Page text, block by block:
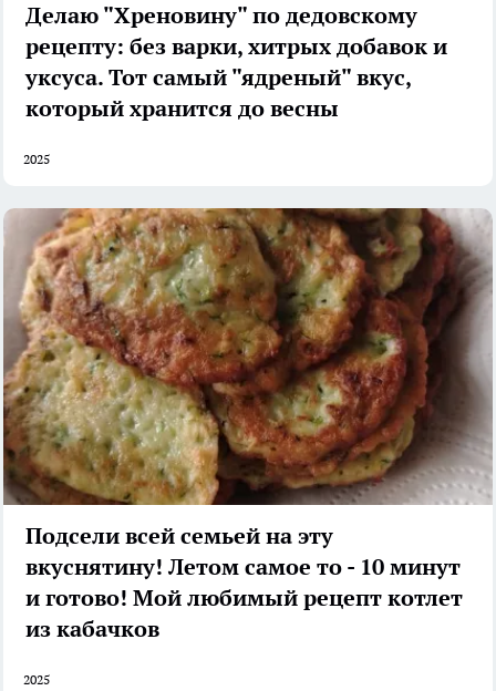
Делаю "Хреновину" по дедовскому
рецепту: без варки, хитрых добавок и
уксуса. Тот самый "ядреный" вкус,
который хранится до весны
2025
Подсели всей семьей на эту
вкуснятину! Летом самое то - 10 минут
и готово! Мой любимый рецепт котлет
из кабачков
2025